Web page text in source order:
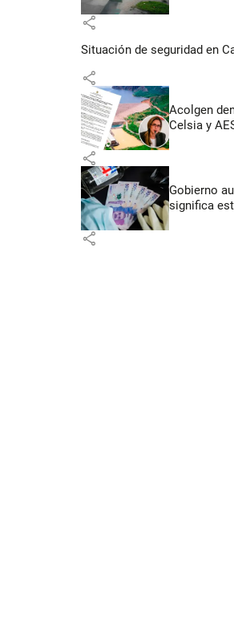
share
Situación de seguridad en
share
Acolgen
Celsia y
share
Gobierno
significa
share